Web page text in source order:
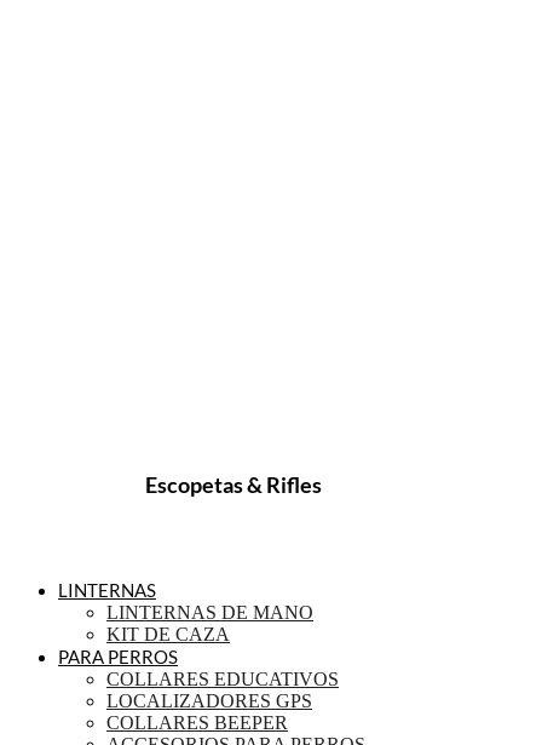
Escopetas & Rifles
LINTERNAS
LINTERNAS DE MANO
KIT DE CAZA
PARA PERROS
COLLARES EDUCATIVOS
LOCALIZADORES GPS
COLLARES BEEPER